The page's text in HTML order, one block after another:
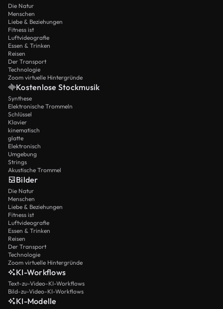
Die Natur
Menschen
Liebe & Beziehungen
Fitness ist
Luftvideografie
Essen & Trinken
Reisen
Der Transport
Technologie
Zoom virtuelle Hintergründe
Kostenlose Stockmusik
Synthese
Elektronische Trommeln
Schlüssel
Klavier
kinematisch
glatte
Elektronisch
Umgebung
Strings
Akustische Trommel
Bilder
Die Natur
Menschen
Liebe & Beziehungen
Fitness ist
Luftvideografie
Essen & Trinken
Reisen
Der Transport
Technologie
Zoom virtuelle Hintergründe
KI-Workflows
Text-zu-Video-KI-Workflows
Bild-zu-Video-KI-Workflows
KI-Modelle